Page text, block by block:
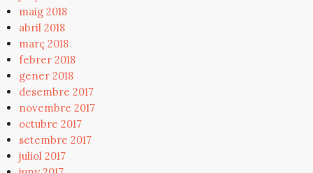
maig 2018
abril 2018
març 2018
febrer 2018
gener 2018
desembre 2017
novembre 2017
octubre 2017
setembre 2017
juliol 2017